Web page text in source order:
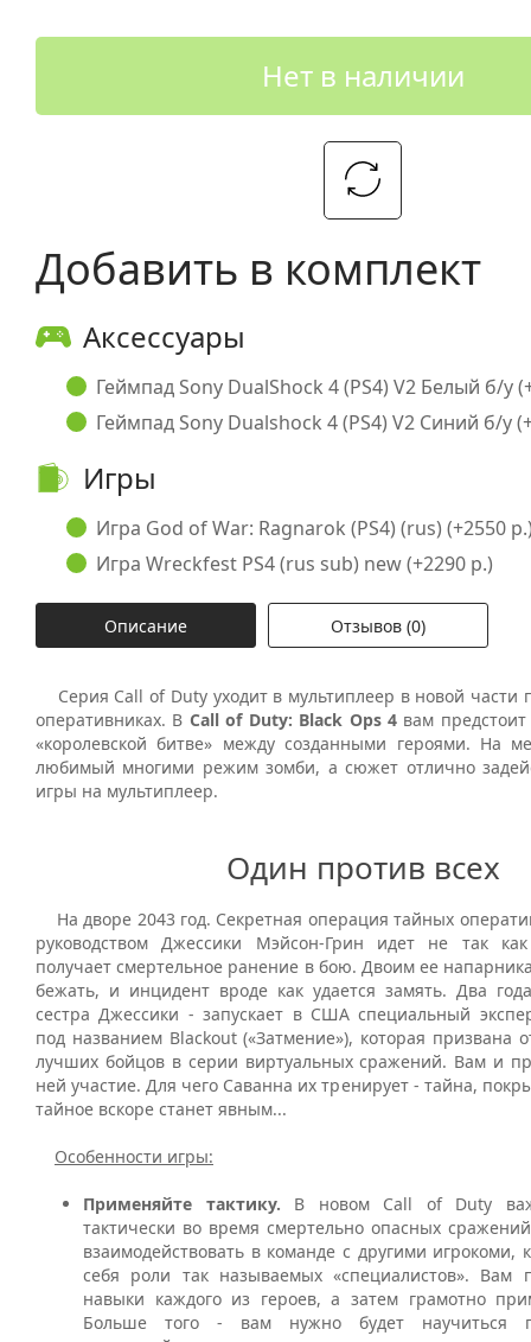
Нет в наличии
Добавить в комплект
Аксессуары
Геймпад Sony DualShock 4 (PS4) V2 Белый б/у
Геймпад Sony Dualshock 4 (PS4) V2 Синий б/у
Игры
Игра God of War: Ragnarok (PS4) (rus) (+2550
Игра Wreckfest PS4 (rus sub) new (+2290 р.)
Описание Отзывов (0)
Серия Call of Duty уходит в мультиплеер в новой части
оперативниках. В Call of Duty: Black Ops 4вам предстоит
«королевской битве» между созданными героями. На
любимый многими режим зомби, а сюжет отлично
игры на мультиплеер.
Один против всех
На дворе 2043 год. Секретная операция тайных
руководством Джессики Мэйсон-Грин идет не так
получает смертельное ранение в бою. Двоим ее
бежать, и инцидент вроде как удается замять. Два
сестра Джессики - запускает в США специальный
под названием Blackout («Затмение»), которая призвана
лучших бойцов в серии виртуальных сражений. Вам и
ней участие. Для чего Саванна их тренирует - тайна,
тайное вскоре станет явным...
Особенности игры:
Применяйте тактику. В новом Call of Duty
тактически во время смертельно опасных
взаимодействовать в команде с другими игрокоми,
себя роли так называемых «специалистов». Вам
навыки каждого из героев, а затем грамотно
Больше того - вам нужно будет научиться